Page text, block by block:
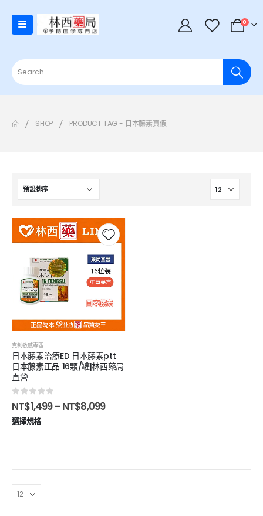
0
SHOP PRODUCT TAG - 日本藤素真假
克制敏感專區
日本藤素治療ED 日本藤素ptt
日本藤素正品 16顆/罐|林西藥局
直營
0out of 5
NT$1,499–NT$8,099
選擇規格